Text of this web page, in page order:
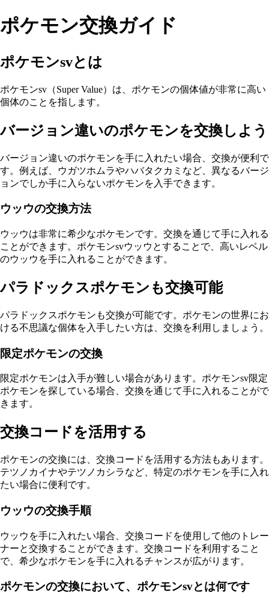
ポケモン交換ガイド
ポケモンsvとは
ポケモンsv（Super Value）は、ポケモンの個体値が非常に高い
個体のことを指します。
バージョン違いのポケモンを交換しよう
バージョン違いのポケモンを手に入れたい場合、交換が便利で
す。例えば、ウガツホムラやハバタクカミなど、異なるバージ
ョンでしか手に入らないポケモンを入手できます。
ウッウの交換方法
ウッウは非常に希少なポケモンです。交換を通じて手に入れる
ことができます。ポケモンsvウッウとすることで、高いレベル
のウッウを手に入れることができます。
パラドックスポケモンも交換可能
パラドックスポケモンも交換が可能です。ポケモンの世界にお
ける不思議な個体を入手したい方は、交換を利用しましょう。
限定ポケモンの交換
限定ポケモンは入手が難しい場合があります。ポケモンsv限定
ポケモンを探している場合、交換を通じて手に入れることがで
きます。
交換コードを活用する
ポケモンの交換には、交換コードを活用する方法もあります。
テツノカイナやテツノカシラなど、特定のポケモンを手に入れ
たい場合に便利です。
ウッウの交換手順
ウッウを手に入れたい場合、交換コードを使用して他のトレー
ナーと交換することができます。交換コードを利用すること
で、希少なポケモンを手に入れるチャンスが広がります。
ポケモンの交換において、ポケモンsvとは何です